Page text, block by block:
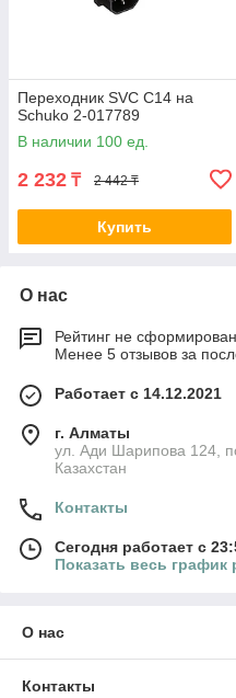
Переходник SVC C14 на
Schuko 2-017789
В наличии 100 ед.
2 232 ₸ 2 442 ₸
Купить
О нас
Рейтинг не сформирован
Менее 5 отзывов за
Работает с 14.12.2021
г. Алматы
ул. Ади Шарипова 124,
Казахстан
Контакты
Сегодня работает с
Показать весь график
О нас
Контакты